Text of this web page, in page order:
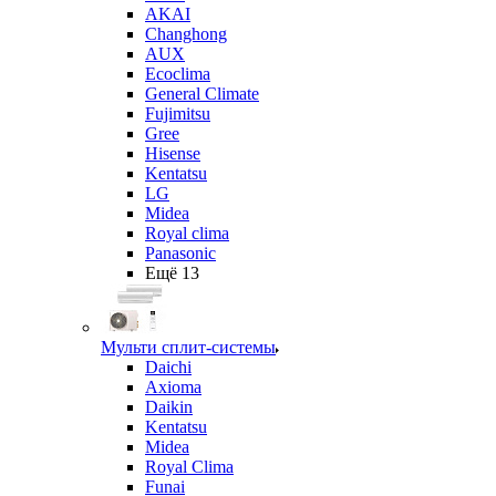
AKAI
Changhong
AUX
Ecoclima
General Climate
Fujimitsu
Gree
Hisense
Kentatsu
LG
Midea
Royal clima
Panasonic
Ещё 13
Мульти сплит-системы
Daichi
Axioma
Daikin
Kentatsu
Midea
Royal Clima
Funai